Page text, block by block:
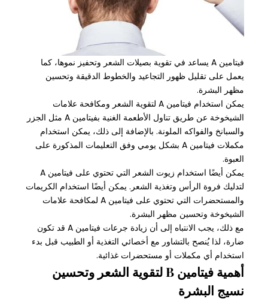
فيتامين A يساعد في تقوية بصيلات الشعر وتحفيز نموها، كما
يعمل على تقليل ظهور التجاعيد والخطوط الدقيقة وتحسين
مظهر البشرة.
يمكن استخدام فيتامين A لتقوية الشعر ومكافحة علامات
الشيخوخة عن طريق تناول الأطعمة الغنية بفيتامين A مثل الجزر
والسبانخ والفواكه الملونة. بالإضافة إلى ذلك، يمكن استخدام
مكملات فيتامين A بشكل يومي وفق التعليمات المذكورة على
العبوة.
يمكن أيضًا استخدام زيوت الشعر التي تحتوي على فيتامين A
لتدليك فروة الرأس وتغذية الشعر. يمكن أيضًا استخدام الكريمات
والمستحضرات التي تحتوي على فيتامين A لمكافحة علامات
الشيخوخة وتحسين مظهر البشرة.
مع ذلك، يجب الانتباه إلى أن زيادة جرعات فيتامين A قد تكون
ضارة، لذا يُنصح بالتشاور مع أخصائي التغذية أو الطبيب قبل بدء
استخدام أي مكملات أو مستحضرات غذائية.
أهمية فيتامين B لتقوية الشعر وتحسين
نسيج البشرة